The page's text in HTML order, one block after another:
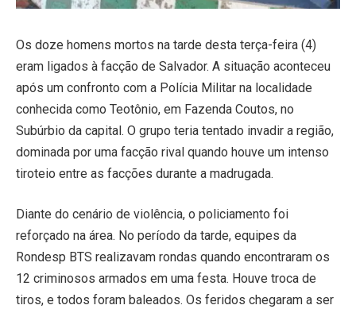
Os doze homens mortos na tarde desta terça-feira (4)
eram ligados à facção de Salvador. A situação aconteceu
após um confronto com a Polícia Militar na localidade
conhecida como Teotônio, em Fazenda Coutos, no
Subúrbio da capital. O grupo teria tentado invadir a região,
dominada por uma facção rival quando houve um intenso
tiroteio entre as facções durante a madrugada.
Diante do cenário de violência, o policiamento foi
reforçado na área. No período da tarde, equipes da
Rondesp BTS realizavam rondas quando encontraram os
12 criminosos armados em uma festa. Houve troca de
tiros, e todos foram baleados. Os feridos chegaram a ser